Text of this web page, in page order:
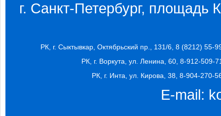
г. Санкт-Петербург, площадь
РК, г. Сыктывкар, Октябрьский пр., 131/6, 8 (8212) 55-
РК, г. Воркута, ул. Ленина, 60, 8-912-509-
РК, г. Инта, ул. Кирова, 38, 8-904-270-
E-mail: